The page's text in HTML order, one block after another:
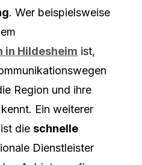
. Wer beispielsweise
in Hildesheim ist,
Region und ihre
Ein weiterer
die schnelle
Dienstleister